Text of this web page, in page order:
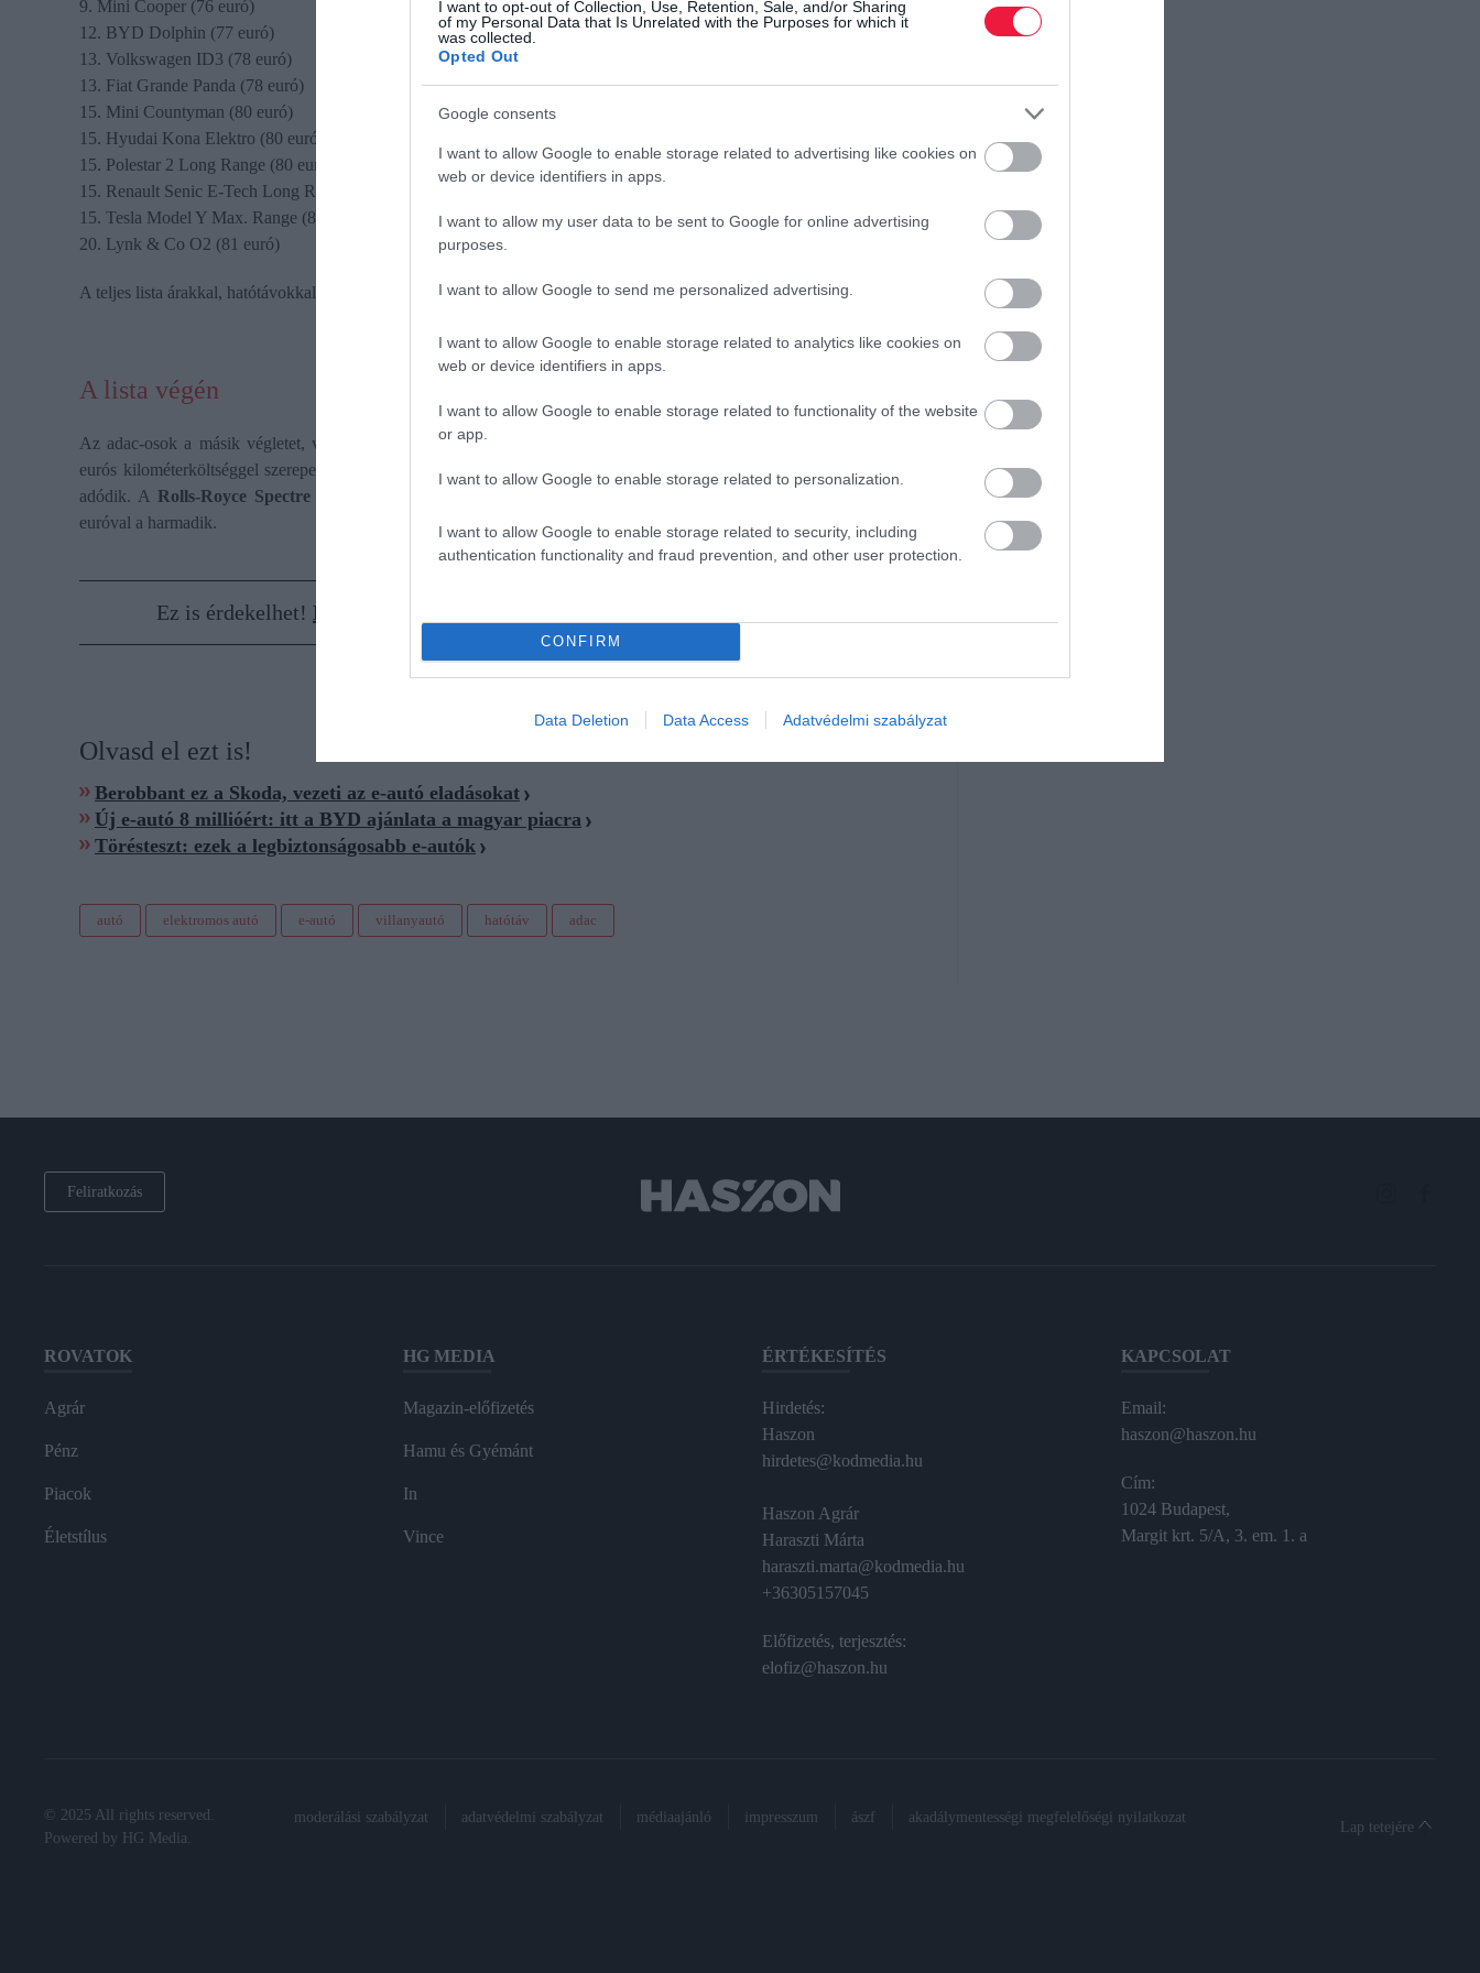
I want to opt-out of Collection, Use, Retention, Sale, and/or Sharing
of my Personal Data that Is Unrelated with the Purposes for which it
was collected.
Opted Out
Google consents
I want to allow Google to enable storage related to advertising like cookies on
web or device identifiers in apps.
I want to allow my user data to be sent to Google for online advertising
purposes.
I want to allow Google to send me personalized advertising.
I want to allow Google to enable storage related to analytics like cookies on
web or device identifiers in apps.
I want to allow Google to enable storage related to functionality of the website
or app.
I want to allow Google to enable storage related to personalization.
I want to allow Google to enable storage related to security, including
authentication functionality and fraud prevention, and other user protection.
CONFIRM
Data Deletion Data Access Adatvédelmi szabályzat
9. Mini Cooper (76 euró)
12. BYD Dolphin (77 euró)
13. Volkswagen ID3 (78 euró)
13. Fiat Grande Panda (78 euró)
15. Mini Countyman (80 euró)
15. Hyudai Kona Elektro (80 euró)
15. Polestar 2 Long Range (80 euró)
15. Renault Senic E-Tech Long Range (80 euró)
15. Tesla Model Y Max. Range (80 euró)
20. Lynk & Co O2 (81 euró)
A teljes lista árakkal, hatótávokkal
A lista végén
Az adac-osok a másik végletet, vagyis a legdrágább modelleket is bemutatták. A
eurós kilométerköltséggel szerepel a listán, ami a 2 millió euró feletti listaárból és a 345 kilométeres ígért hatótávból
adódik. A Rolls-Royce Spectre
euróval a harmadik.
Ez is érdekelhet! Ennyivel lettek olcsóbbak a használt elektromos autók
Olvasd el ezt is!
Berobbant ez a Skoda, vezeti az e-autó eladásokat
Új e-autó 8 millióért: itt a BYD ajánlata a magyar piacra
Törésteszt: ezek a legbiztonságosabb e-autók
autó elektromos autó e-autó villanyautó hatótáv adac
Feliratkozás
ROVATOK
Agrár
Pénz
Piacok
Életstílus
HG MEDIA
Magazin-előfizetés
Hamu és Gyémánt
In
Vince
ÉRTÉKESÍTÉS
Hirdetés:
Haszon
hirdetes@kodmedia.hu
Haszon Agrár
Haraszti Márta
haraszti.marta@kodmedia.hu
+36305157045
Előfizetés, terjesztés:
elofiz@haszon.hu
KAPCSOLAT
Email:
haszon@haszon.hu
Cím:
1024 Budapest,
Margit krt. 5/A, 3. em. 1. a
© 2025 All rights reserved.
Powered by
HG Media.
moderálási szabályzat adatvédelmi szabályzat médiaajánló impresszum ászf akadálymentességi megfelelőségi nyilatkozat
Lap tetejére